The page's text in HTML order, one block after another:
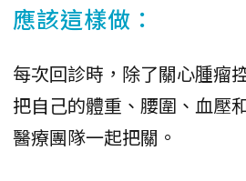
應該這樣做：
每次回診時，除了關心腫瘤
把自己的體重、腰圍、血壓
醫療團隊一起把關。